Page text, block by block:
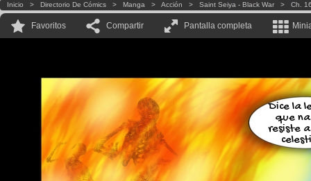
Inicio > Directorio De Cómics > Manga > Acción > Saint Seiya - Black War > Ch.
Favoritos Compartir Pantalla completa
Dice la
que
resiste